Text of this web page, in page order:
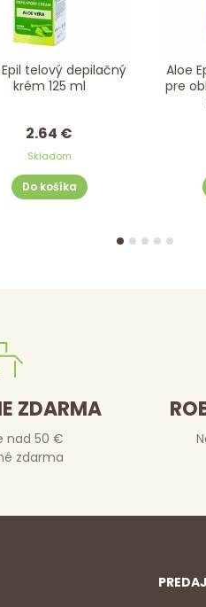
telový depilačný
krém 125 ml
2.64 €
Skladom
Do košíka
Aloe
pre
ZDARMA
nad 50 €
zdarma